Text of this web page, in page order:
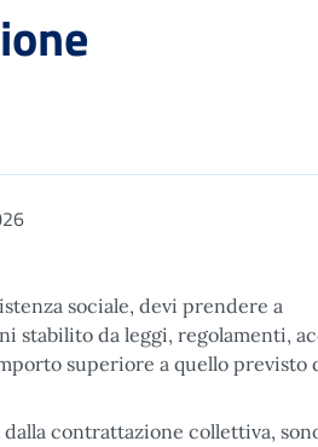
sociale, devi prendere a
stabilito da leggi, regolamenti,
superiore a quello previsto
contrattazione collettiva,